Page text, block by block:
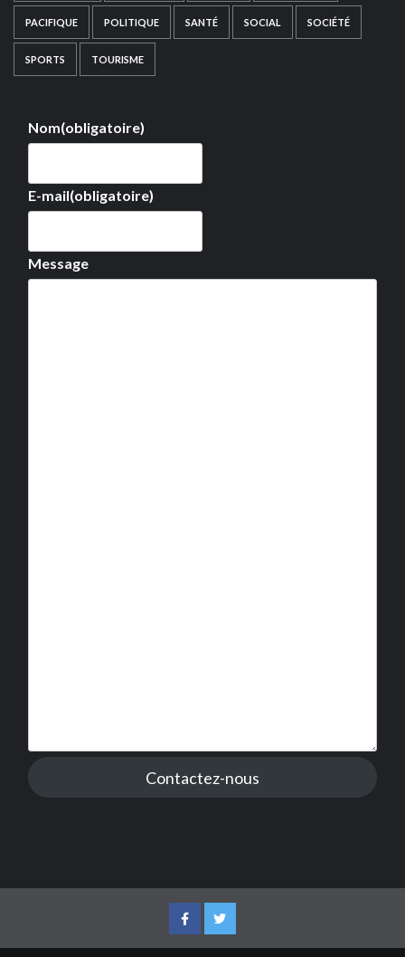
PACIFIQUE POLITIQUE SANTÉ SOCIAL SOCIÉTÉ
SPORTS TOURISME
Nom(obligatoire)
E-mail(obligatoire)
Message
Contactez-nous
FacebookTwitter